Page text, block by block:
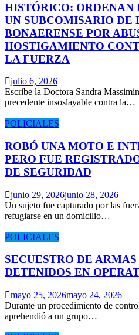
HISTÓRICO: ORDENAN
UN SUBCOMISARIO DE
BONAERENSE POR
HOSTIGAMIENTO
LA FUERZA
julio 6, 2026
Escribe la Doctora Sandra
precedente insoslayable contra la…
POLICIALES
ROBÓ UNA MOTO E
PERO FUE
DE SEGURIDAD
junio 29, 2026junio 28, 2026
Un sujeto fue capturado por las
refugiarse en un domicilio…
POLICIALES
SECUESTRO DE
DETENIDOS EN
mayo 25, 2026mayo 24, 2026
Durante un procedimiento de
aprehendió a un grupo…